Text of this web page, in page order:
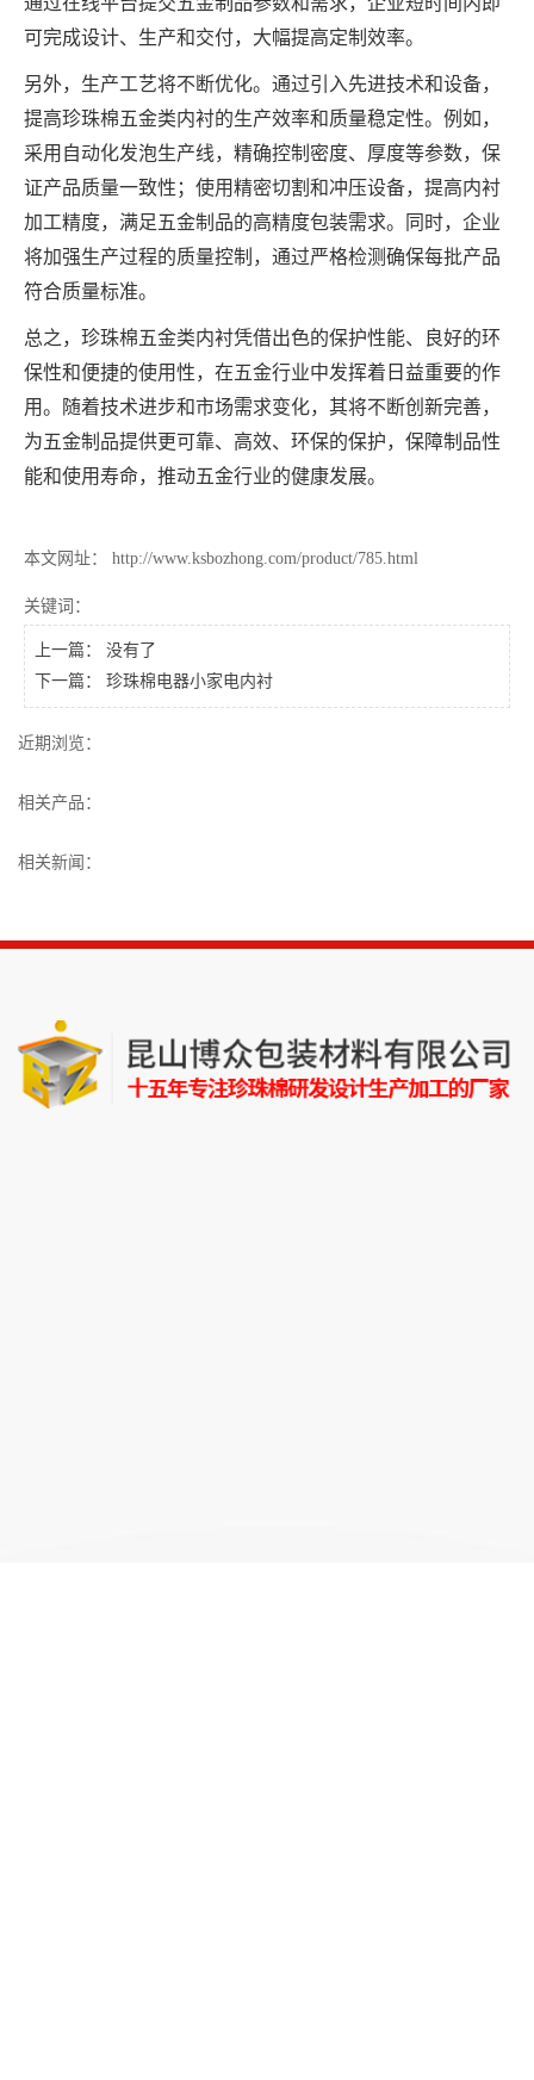
可完成设计、生产和交付，大幅提高定制效率。
另外，生产工艺将不断优化。通过引入先进技术和设备，
提高珍珠棉五金类内衬的生产效率和质量稳定性。例如，
采用自动化发泡生产线，精确控制密度、厚度等参数，保
证产品质量一致性；使用精密切割和冲压设备，提高内衬
加工精度，满足五金制品的高精度包装需求。同时，企业
将加强生产过程的质量控制，通过严格检测确保每批产品
符合质量标准。
总之，珍珠棉五金类内衬凭借出色的保护性能、良好的环
保性和便捷的使用性，在五金行业中发挥着日益重要的作
用。随着技术进步和市场需求变化，其将不断创新完善，
为五金制品提供更可靠、高效、环保的保护，保障制品性
能和使用寿命，推动五金行业的健康发展。
本文网址： http://www.ksbozhong.com/product/785.html
关键词：
上一篇： 没有了
下一篇：
珍珠棉电器小家电内衬
近期浏览：
相关产品：
相关新闻：